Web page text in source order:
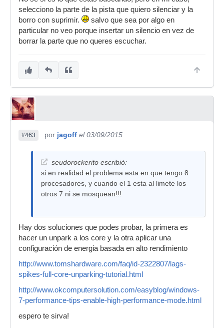
selecciono la parte de la pista que quiero silenciar y la
borro con suprimir.
salvo que sea por algo en
particular no veo porque insertar un silencio en vez de
borrar la parte que no queres escuchar.
#463 por jagoff el 03/09/2015
seudorockerito escribió:
si en realidad el problema esta en que tengo 8
procesadores, y cuando el 1 esta al limete los
otros 7 ni se mosquean!!!
Hay dos soluciones que podes probar, la primera es
hacer un unpark a los core y la otra aplicar una
configuración de energia basada en alto rendimiento
http://www.tomshardware.com/faq/id-2322807/lags-
spikes-full-core-unparking-tutorial.html
http://www.okcomputersolution.com/easyblog/windows-
7-performance-tips-enable-high-performance-mode.html
espero te sirva!